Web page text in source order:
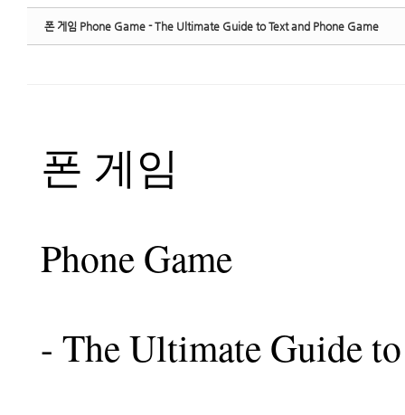
폰 게임 Phone Game - The Ultimate Guide to Text and Phone Game
폰 게임
Phone Game
- The Ultimate Guide